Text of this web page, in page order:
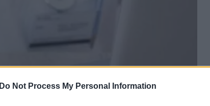
Do Not Process My Personal Information